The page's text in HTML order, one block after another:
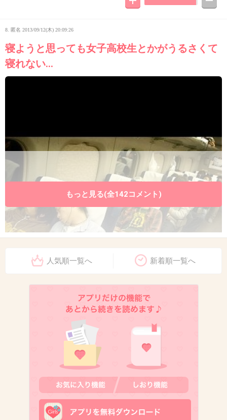
8. 匿名 2013/09/12(木) 20:09:26
寝ようと思っても女子高校生とかがうるさくて
寝れない…
2013/09/12(木) 20:09:30
もっと見る(全142コメント)
人気順一覧へ 新着順一覧へ